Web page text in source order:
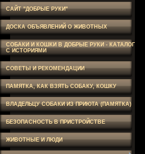
САЙТ "ДОБРЫЕ РУКИ"
ДОСКА ОБЪЯВЛЕНИЙ О ЖИВОТНЫХ
СОБАКИ И КОШКИ В ДОБРЫЕ РУКИ - КАТАЛОГ
С ИСТОРИЯМИ
СОВЕТЫ И РЕКОМЕНДАЦИИ
ПАМЯТКА, КАК ВЗЯТЬ СОБАКУ, КОШКУ
ВЛАДЕЛЬЦУ СОБАКИ ИЗ ПРИЮТА (ПАМЯТКА)
БЕЗОПАСНОСТЬ В ПРИСТРОЙСТВЕ
ЖИВОТНЫЕ И ЛЮДИ